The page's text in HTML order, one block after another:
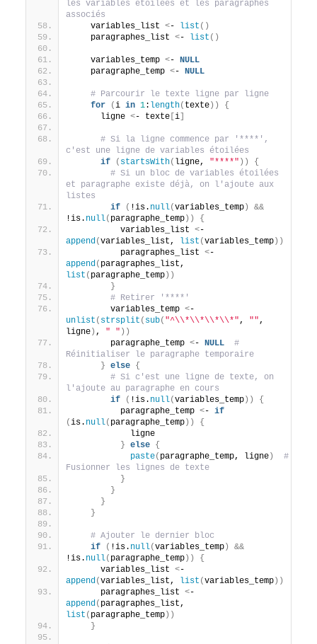
les variables étoilées et les paragraphes
associés
    variables_list
<- list ()
    paragraphes_list
<- list ()
    variables_temp
<- NULL
    paragraphe_temp
<- NULL
# Parcourir le texte ligne par ligne
for
(i in 1: length( texte))
{
      ligne
<- texte[ i]
# Si la ligne commence par '****',
c'est une ligne de variables étoilées
if
( startsWith( ligne, "****" ))
{
# Si un bloc de variables étoilées
et paragraphe existe déjà, on l'ajoute aux
listes
if
( !is. null(variables_temp)
&&
!is. null( paragraphe_temp))
{
          variables_list
<
append(variables_list, list (variables_temp))
          paragraphes_list
<
append(
list ( paragraphe_temp))
}
# Retirer '****'
        variables_temp
<
unlist ( strsplit ( sub( "^\\*\\*\\*\\*", "",
ligne) , " " ))
        paragraphe_temp
<- NULL
#
Réinitialiser le paragraphe temporaire
} else {
# Si c'est une ligne de texte, on
l'ajoute au paragraphe en cours
if
( !is. null(variables_temp))
{
          paragraphe_temp
<- if
(is. null( paragraphe_temp))
{
            ligne
} else {
paste( paragraphe_temp, ligne)
#
Fusionner les lignes de texte
}
}
}
}
# Ajouter le dernier bloc
if
( !is. null(variables_temp)
&&
!is. null( paragraphe_temp))
{
      variables_list
<
append(variables_list, list (variables_temp))
      paragraphes_list
<
append(
list ( paragraphe_temp))
}